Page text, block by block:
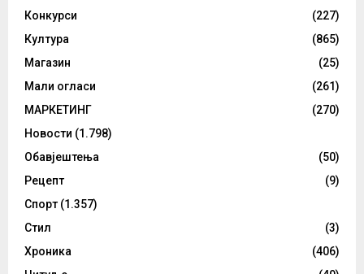
Конкурси
(227)
Култура
(865)
Магазин
(25)
Мали огласи
(261)
МАРКЕТИНГ
(270)
Новости (1.798)
Обавјештења
(50)
Рецепт
(9)
Спорт (1.357)
Стил
(3)
Хроника
(406)